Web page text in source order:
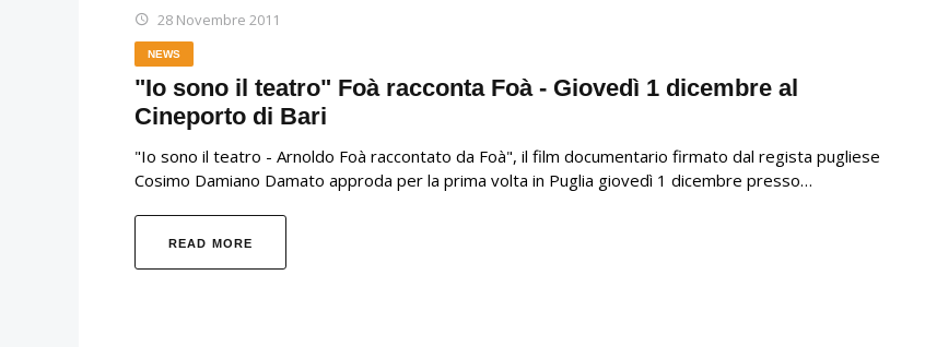
28 Novembre 2011
NEWS
"Io sono il teatro" Foà racconta Foà - Giovedì 1 dicembre al
Cineporto di Bari
"Io sono il teatro - Arnoldo Foà raccontato da Foà", il film documentario firmato dal regista pugliese
Cosimo Damiano Damato approda per la prima volta in Puglia giovedì 1 dicembre presso…
READ MORE